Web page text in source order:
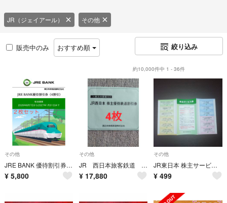
JR（ジェイアール） その他
販売中のみ おすすめ順 絞り込み
約10,000件中 1 - 36件
その他
JRE BANK 優待割引券（4割引）2枚セット 有効期限：2027年1月31日
¥ 5,800
その他
JR 西日本旅客鉄道 鉄道優待割引券 4枚
¥ 17,880
その他
JR東日本 株主サービス券 株主優待
¥ 499